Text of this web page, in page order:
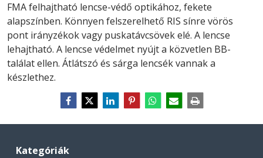
FMA felhajtható lencse-védő optikához, fekete
alapszínben. Könnyen felszerelhető RIS sínre vörös
pont irányzékok vagy puskatávcsövek elé. A lencse
lehajtható. A lencse védelmet nyújt a közvetlen BB-
találat ellen. Átlátszó és sárga lencsék vannak a
készlethez.
Kategóriák